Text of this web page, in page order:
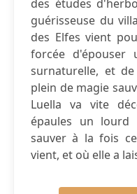
des études
guérisseuse du
des Elfes vient
forcée
surnaturelle, et
plein de magie
Luella va vite
épaules un
sauver à la fois
vient, et où elle a